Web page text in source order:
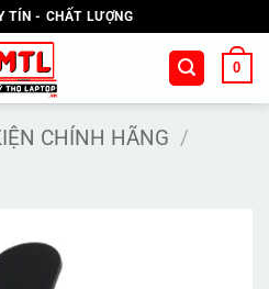
TÍN - CHẤT LƯỢNG
0
CHÍNH HÃNG /